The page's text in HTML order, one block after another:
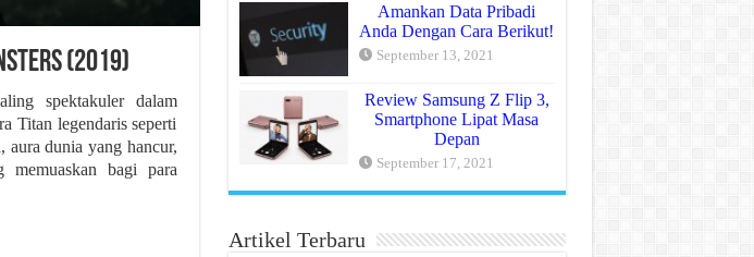
(2019)
spektakuler dalam
Titan legendaris seperti
aura dunia yang hancur,
bagi para
Amankan Data Pribadi
Anda Dengan Cara Berikut!
September 13, 2021
Review Samsung Z Flip 3,
Smartphone Lipat Masa
Depan
September 17, 2021
Artikel Terbaru